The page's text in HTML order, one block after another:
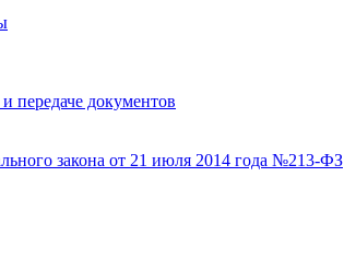
передаче документов
закона от 21 июля 2014 года №213-ФЗ